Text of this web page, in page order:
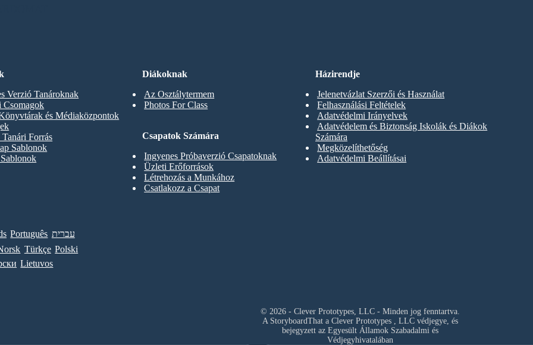
Diákoknak
Az Osztálytermem
Photos For Class
Verzió Tanároknak
Csomagok
és Médiaközpontok
Forrás
Sablonok
Csapatok Számára
Ingyenes Próbaverzió Csapatoknak
Üzleti Erőforrások
Létrehozás a Munkához
Csatlakozz a Csapat
Házirendje
Jelenetvázlat Szerzői és Használat
Felhasználási Feltételek
Adatvédelmi Irányelvek
Adatvédelem és Biztonság Iskolák és Diákok
Számára
Megközelíthetőség
Adatvédelmi Beállításai
Português עברית
Türkçe Polski
Lietuvos
© 2026 - Clever Prototypes, LLC - Minden jog fenntartva.
A StoryboardThat a Clever Prototypes , LLC védjegye, és
bejegyzett az Egyesült Államok Szabadalmi és
Védjegyhivatalában